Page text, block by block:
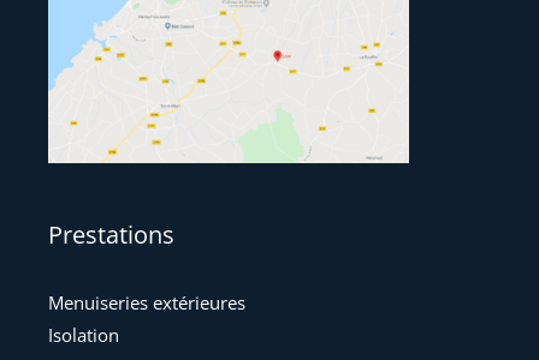
Prestations
Menuiseries extérieures
Isolation